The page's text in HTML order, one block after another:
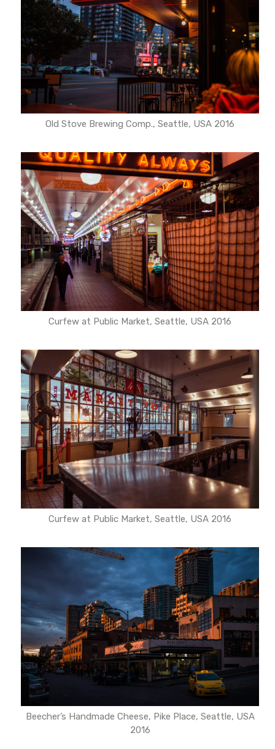
Old Stove Brewing Comp., Seattle, USA 2016
Curfew at Public Market, Seattle, USA 2016
Curfew at Public Market, Seattle, USA 2016
Beecher’s Handmade Cheese, Pike Place, Seattle, USA
2016